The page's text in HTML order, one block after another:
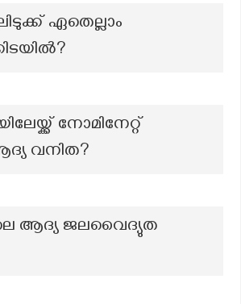
ഏതെല്ലാം
നോമിനേറ്റ്
വനിത?
ആദ്യ ജലവൈദ്യുത